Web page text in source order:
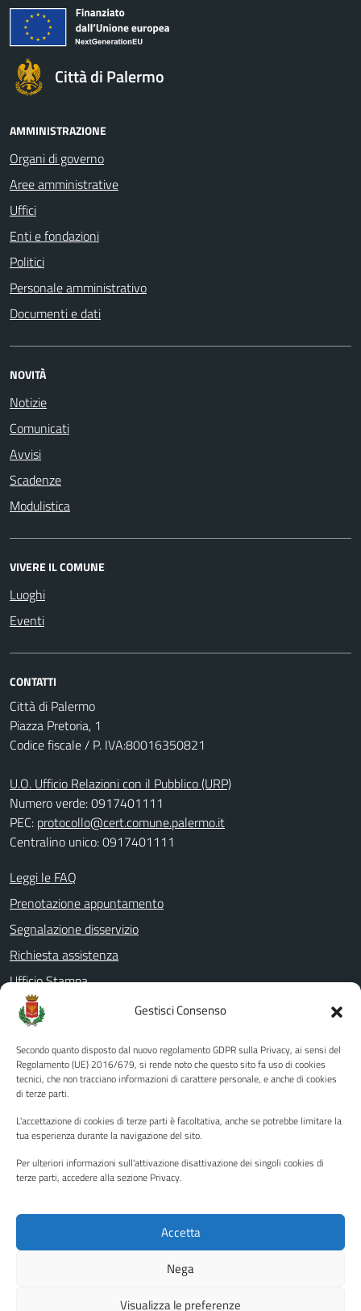
Gestisci Consenso
Secondo quanto disposto dal nuovo regolamento GDPR sulla Privacy, ai sensi del
Regolamento (UE) 2016/679, si rende noto che questo sito fa uso di cookies
tecnici, che non tracciano informazioni di carattere personale, e anche di cookies
di terze parti.
L'accettazione di cookies di terze parti è facoltativa, anche se potrebbe limitare la
tua esperienza durante la navigazione del sito.
Per ulteriori informazioni sull'attivazione disattivazione dei singoli cookies di
terze parti, accedere alla sezione Privacy.
Accetta
Nega
Visualizza le preferenze
Città di Palermo
AMMINISTRAZIONE
Organi di governo
Aree amministrative
Uffici
Enti e fondazioni
Politici
Personale amministrativo
Documenti e dati
NOVITÀ
Notizie
Comunicati
Avvisi
Scadenze
Modulistica
VIVERE IL COMUNE
Luoghi
Eventi
CONTATTI
Città di Palermo
Piazza Pretoria, 1
Codice fiscale / P. IVA:80016350821
U.O. Ufficio Relazioni con il Pubblico (URP)
Numero verde: 0917401111
PEC: protocollo@cert.comune.palermo.it
Centralino unico: 0917401111
Leggi le FAQ
Prenotazione appuntamento
Segnalazione disservizio
Richiesta assistenza
Ufficio Stampa
Amministrazione Trasparente
Albo pretorio
Informativa privacy
Note legali
Piano di miglioramento del sito
Instagram